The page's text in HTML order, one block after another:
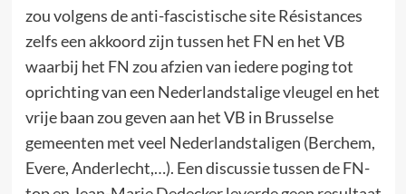
zou volgens de anti-fascistische site Résistances
zelfs een akkoord zijn tussen het FN en het VB
waarbij het FN zou afzien van iedere poging tot
oprichting van een Nederlandstalige vleugel en het
vrije baan zou geven aan het VB in Brusselse
gemeenten met veel Nederlandstaligen (Berchem,
Evere, Anderlecht,…). Een discussie tussen de FN-